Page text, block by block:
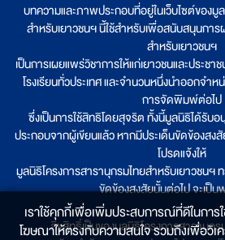
บทความและภาพประกอบที่อยู่ในเว็บไซต์ของมู
สำหรับเยาวชนฯ นี้ใช้สำหรับเพื่อสนับสนุนกา
สำหรับเยาวชนฯ
เป็นการเผยแพร่วิชาการให้แก่เยาวชนและประชา
โรงเรียนทั่วประเทศ และจำนวนหนึ่งนำออกจำ
การจัดพิมพ์ต่อไป
ซึ่งเป็นการใช้สิทธิโดยสุจริต ทั้งนี้มูลนิธิได้รั
ประกอบจากผู้เขียนแล้ว หากมีประเด็นขัดข้องสง
โปรดแจ้งให้
มูลนิธิโครงการสารานุกรมไทยสำหรับเยาวชน
ขัดข้องสงสัยนั้นต่อไป จะเป็
ลิขสิทธิ์เป็นของมูลนิธิโครงการสารานุก
เราใช้คุกกี้เพื่อเพิ่มประสบการณ์ที่ดีในการใ
โฆษณาให้ตรงกับความสนใจ รวมถึงเพื่อวิเค